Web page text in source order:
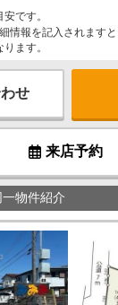
です。
情報を記入されます
ます。
せ
来店予約
物件紹介